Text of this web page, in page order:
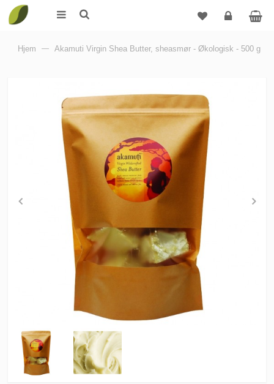
Logg
Hjem — Akamuti Virgin Shea Butter, sheasmør - Økologisk - 500 g